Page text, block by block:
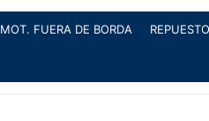
MOT. FUERA DE BORDA